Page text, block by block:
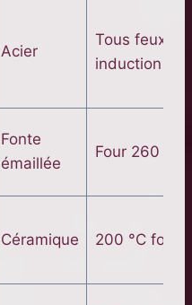
Acier
Tous feux +
induction
Fonte
émaillée
Four 260 °C
Céramique 200 °C four